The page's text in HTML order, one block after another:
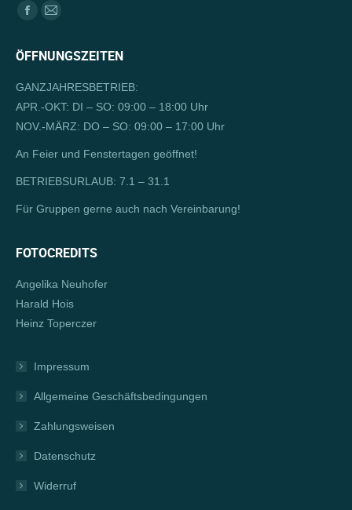
Finden Sie uns auf:
Facebook
opens
in
new
window
E-
page
opens
in
new
ÖFFNUNGSZEITEN
GANZJAHRESBETRIEB:
APR.-OKT: DI – SO: 09:00 – 18:00 Uhr
NOV.-MÄRZ: DO – SO: 09:00 – 17:00 Uhr
An Feier und Fenstertagen geöffnet!
BETRIEBSURLAUB: 7.1 – 31.1
Für Gruppen gerne auch nach Vereinbarung!
FOTOCREDITS
Angelika Neuhofer
Harald Hois
Heinz Toperczer
Impressum
Allgemeine Geschäftsbedingungen
Zahlungsweisen
Datenschutz
Widerruf